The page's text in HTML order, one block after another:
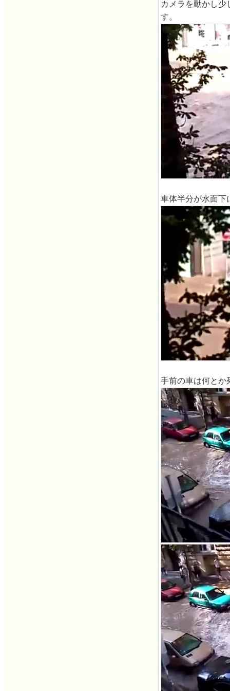
カメラを動かし
す。
車体半分が水面下
手前の車は何とか